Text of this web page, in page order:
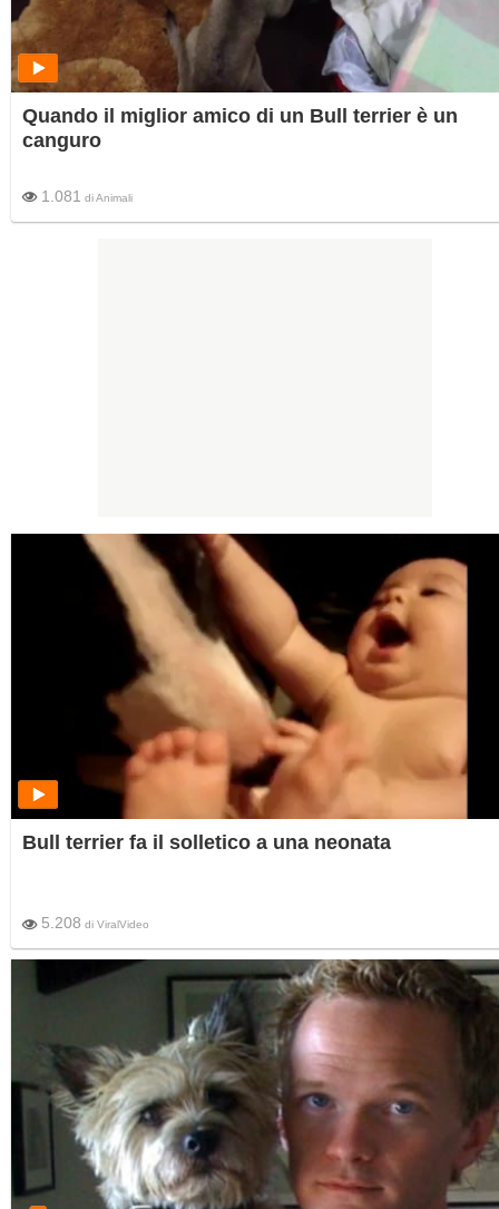
Quando il miglior amico di un Bull terrier è un
canguro
1.081 diAnimali
Bull terrier fa il solletico a una neonata
5.208 di ViralVideo